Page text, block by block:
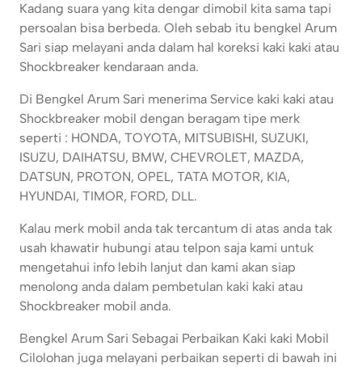
Kadang suara yang kita dengar dimobil kita sama tapi
persoalan bisa berbeda. Oleh sebab itu bengkel Arum
Sari siap melayani anda dalam hal koreksi kaki kaki atau
Shockbreaker kendaraan anda.
Di Bengkel Arum Sari menerima Service kaki kaki atau
Shockbreaker mobil dengan beragam tipe merk
seperti : HONDA, TOYOTA, MITSUBISHI, SUZUKI,
ISUZU, DAIHATSU, BMW, CHEVROLET, MAZDA,
DATSUN, PROTON, OPEL, TATA MOTOR, KIA,
HYUNDAI, TIMOR, FORD, DLL.
Kalau merk mobil anda tak tercantum di atas anda tak
usah khawatir hubungi atau telpon saja kami untuk
mengetahui info lebih lanjut dan kami akan siap
menolong anda dalam pembetulan kaki kaki atau
Shockbreaker mobil anda.
Bengkel Arum Sari Sebagai Perbaikan Kaki kaki Mobil
Cilolohan juga melayani perbaikan seperti di bawah ini